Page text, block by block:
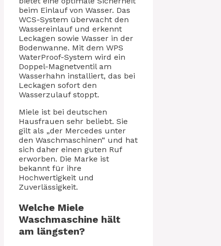
beim Einlauf von Wasser. Das
WCS-System überwacht den
Wassereinlauf und erkennt
Leckagen sowie Wasser in der
Bodenwanne. Mit dem WPS
WaterProof-System wird ein
Doppel-Magnetventil am
Wasserhahn installiert, das bei
Leckagen sofort den
Wasserzulauf stoppt.
Miele ist bei deutschen
Hausfrauen sehr beliebt. Sie
gilt als „der Mercedes unter
den Waschmaschinen“ und hat
sich daher einen guten Ruf
erworben. Die Marke ist
bekannt für ihre
Hochwertigkeit und
Zuverlässigkeit.
Welche Miele
Waschmaschine hält
am längsten?